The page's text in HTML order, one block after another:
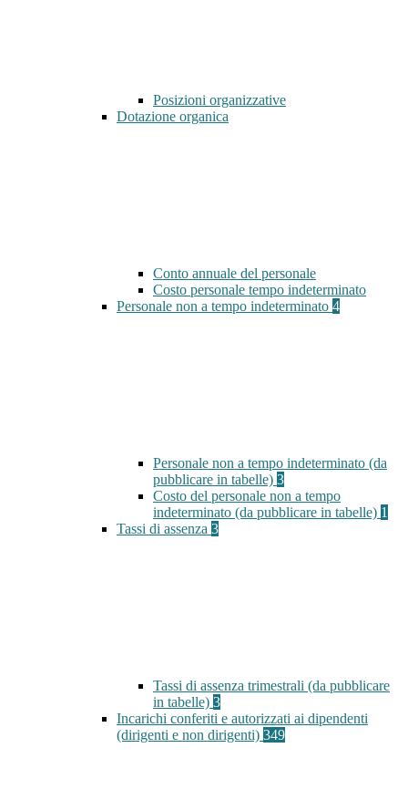
Posizioni organizzative
Dotazione organica
Conto annuale del personale
Costo personale tempo indeterminato
Personale non a tempo indeterminato 4
Personale non a tempo indeterminato (da
pubblicare in tabelle) 3
Costo del personale non a tempo
indeterminato (da pubblicare in tabelle) 1
Tassi di assenza 3
Tassi di assenza trimestrali (da pubblicare
in tabelle) 3
Incarichi conferiti e autorizzati ai dipendenti
(dirigenti e non dirigenti) 349